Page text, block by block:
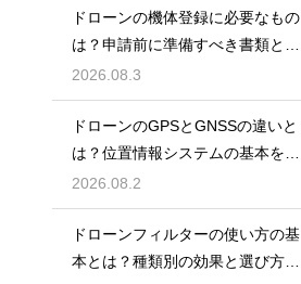
ドローンの機体登録に必要なもの
は？申請前に準備すべき書類と情
報
2026.08.3
ドローンのGPSとGNSSの違いと
は？位置情報システムの基本を解
説
2026.08.2
ドローンフィルターの使い方の基
本とは？種類別の効果と選び方を